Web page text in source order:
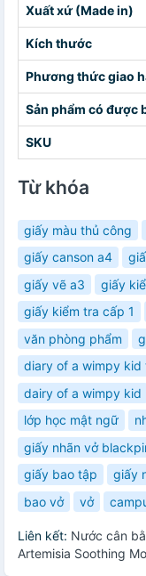
Xuất xứ (Made in)
Kích thước
Phương thức giao
Sản phẩm có được
SKU
Từ khóa
giấy màu thủ công
giấy canson a4
giấy vẽ a3
giấy
giấy kiểm tra cấp 1
văn phòng phẩm
diary of a wimpy kid
dairy of a wimpy kid
lớp học mật ngữ
giấy nhãn vở
giấy bao tập
giấy
bao vở
vở
Liên kết: Nước cân
Artemisia Soothing